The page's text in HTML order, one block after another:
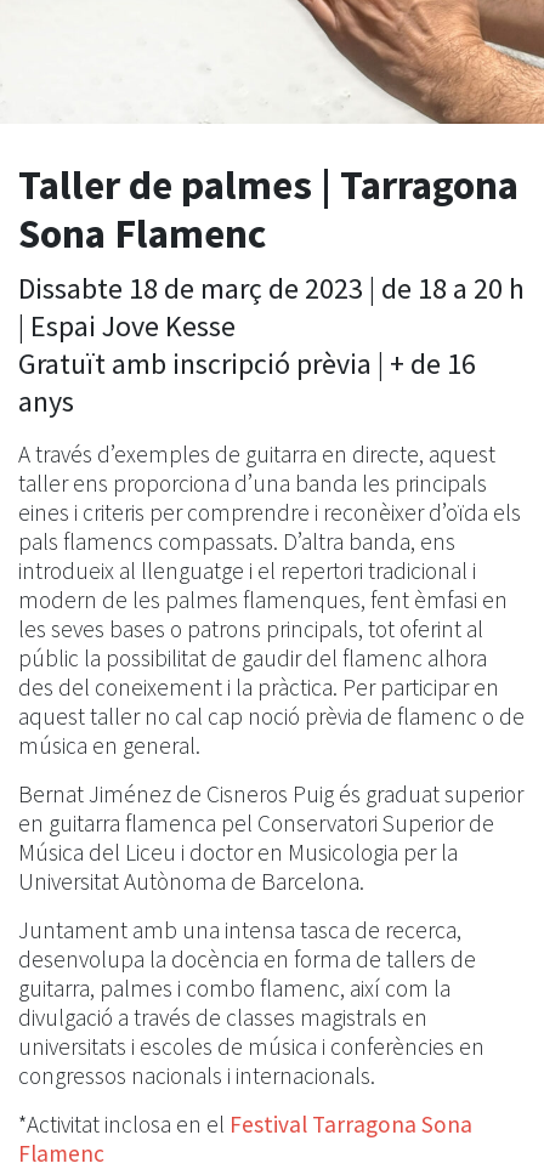
Taller de palmes | Tarragona
Sona Flamenc
Dissabte 18 de març de 2023 | de 18 a 20 h
| Espai Jove Kesse
Gratuït amb inscripció prèvia | + de 16
anys
A través d’exemples de guitarra en directe, aquest
taller ens proporciona d’una banda les principals
eines i criteris per comprendre i reconèixer d’oïda els
pals flamencs compassats. D’altra banda, ens
introdueix al llenguatge i el repertori tradicional i
modern de les palmes flamenques, fent èmfasi en
les seves bases o patrons principals, tot oferint al
públic la possibilitat de gaudir del flamenc alhora
des del coneixement i la pràctica. Per participar en
aquest taller no cal cap noció prèvia de flamenc o de
música en general.
Bernat Jiménez de Cisneros Puig és graduat superior
en guitarra flamenca pel Conservatori Superior de
Música del Liceu i doctor en Musicologia per la
Universitat Autònoma de Barcelona.
Juntament amb una intensa tasca de recerca,
desenvolupa la docència en forma de tallers de
guitarra, palmes i combo flamenc, així com la
divulgació a través de classes magistrals en
universitats i escoles de música i conferències en
congressos nacionals i internacionals.
*Activitat inclosa en el Festival Tarragona Sona
Flamenc